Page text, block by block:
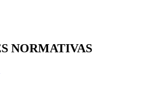
NORMATIVAS